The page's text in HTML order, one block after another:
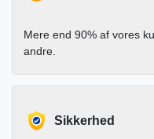
Mere end 90% af vores
andre.
Sikkerhed